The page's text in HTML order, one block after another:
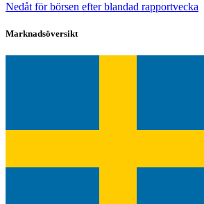
Nedåt för börsen efter blandad rapportvecka
Marknadsöversikt